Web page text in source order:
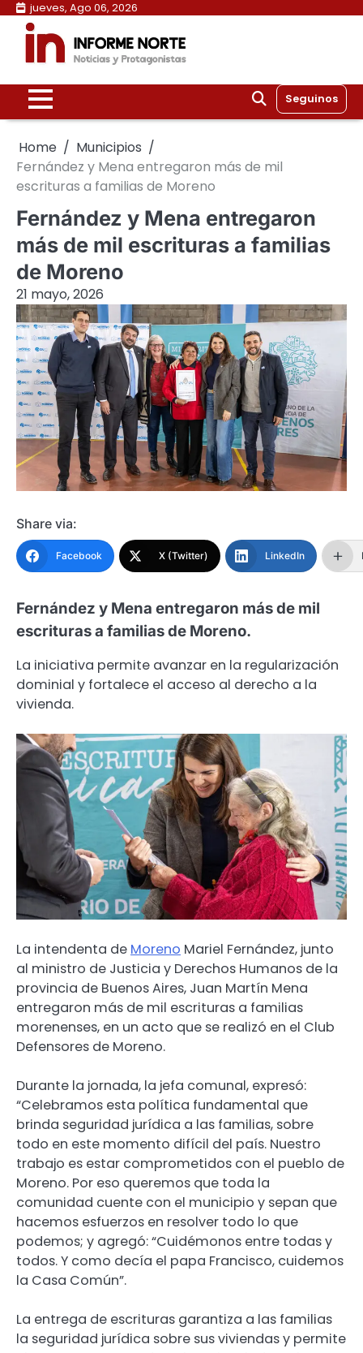
Skip
content
jueves, Ago 06, 2026
Seguinos
Home
Municipios
Fernández y Mena entregaron más de mil
escrituras a familias de Moreno
Fernández y Mena entregaron
más de mil escrituras a familias
de Moreno
21 mayo, 2026
Share via:
Facebook X (Twitter) LinkedIn
Fernández y Mena entregaron más de mil
escrituras a familias de Moreno.
La iniciativa permite avanzar en la regularización
dominial y fortalece el acceso al derecho a la
vivienda.
La intendenta de Moreno Mariel Fernández, junto
al ministro de Justicia y Derechos Humanos de la
provincia de Buenos Aires, Juan Martín Mena
entregaron más de mil escrituras a familias
morenenses, en un acto que se realizó en el Club
Defensores de Moreno.
Durante la jornada, la jefa comunal, expresó:
“Celebramos esta política fundamental que
brinda seguridad jurídica a las familias, sobre
todo en este momento difícil del país. Nuestro
trabajo es estar comprometidos con el pueblo de
Moreno. Por eso queremos que toda la
comunidad cuente con el municipio y sepan que
hacemos esfuerzos en resolver todo lo que
podemos; y agregó: “Cuidémonos entre todas y
todos. Y como decía el papa Francisco, cuidemos
la Casa Común”.
La entrega de escrituras garantiza a las familias
la seguridad jurídica sobre sus viviendas y permite